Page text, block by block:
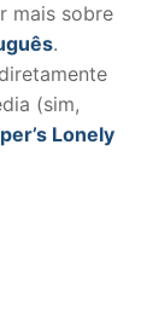
mais sobre
.
(sim,
Lonely